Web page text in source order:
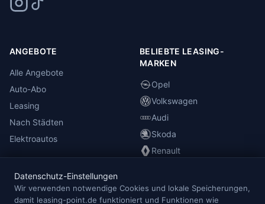
ANGEBOTE
Alle Angebote
Auto-Abo
Leasing
Nach Städten
Elektroautos
BELIEBTE LEASING-
MARKEN
Opel
Volkswagen
Audi
Skoda
Renault
INFORMATIONEN
Datenschutz-Einstellungen
Wir verwenden notwendige Cookies und lokale Speicherungen,
damit leasing-point.de funktioniert und Funktionen wie